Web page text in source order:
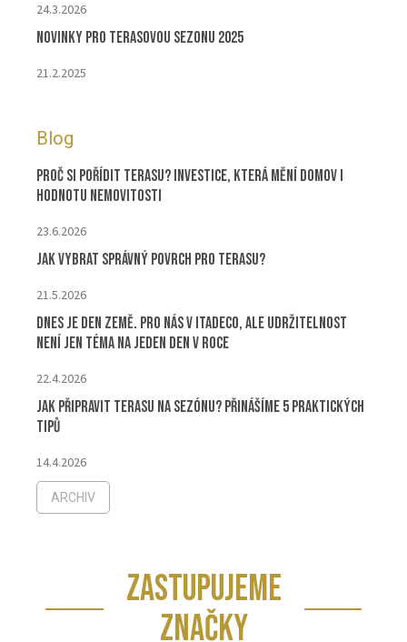
24.3.2026
Novinky pro terasovou sezonu 2025
21.2.2025
Blog
Proč si pořídit terasu? Investice, která mění domov i
hodnotu nemovitosti
23.6.2026
Jak vybrat správný povrch pro terasu?
21.5.2026
Dnes je Den Země. Pro nás v ITADECO, ale udržitelnost
není jen téma na jeden den v roce
22.4.2026
Jak připravit terasu na sezónu? Přinášíme 5 praktických
tipů
14.4.2026
ARCHIV
ZASTUPUJEME
ZNAČKY